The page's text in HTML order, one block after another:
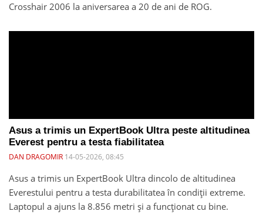
Crosshair 2006 la aniversarea a 20 de ani de ROG.
Asus a trimis un ExpertBook Ultra peste altitudinea
Everest pentru a testa fiabilitatea
DAN DRAGOMIR 14-05-2026, 08:45
Asus a trimis un ExpertBook Ultra dincolo de altitudinea
Everestului pentru a testa durabilitatea în condiții extreme.
Laptopul a ajuns la 8.856 metri și a funcționat cu bine.